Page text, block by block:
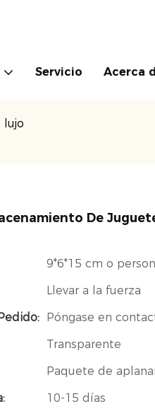
Servicio Acerca
lujo
De
9*6*15 cm o
Llevar a la fuerza
Póngase en
Transparente
Paquete de
10-15 días